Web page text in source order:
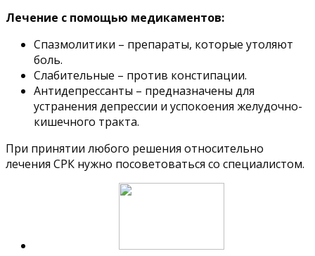
Лечение с помощью медикаментов:
Спазмолитики – препараты, которые утоляют
боль.
Слабительные – против констипации.
Антидепрессанты – предназначены для
устранения депрессии и успокоения желудочно-
кишечного тракта.
При принятии любого решения относительно
лечения СРК нужно посоветоваться со специалистом.